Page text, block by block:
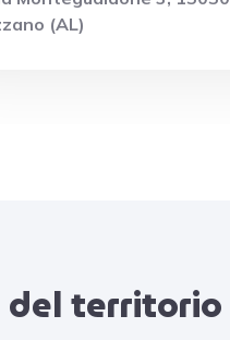
(AL)
del territorio​